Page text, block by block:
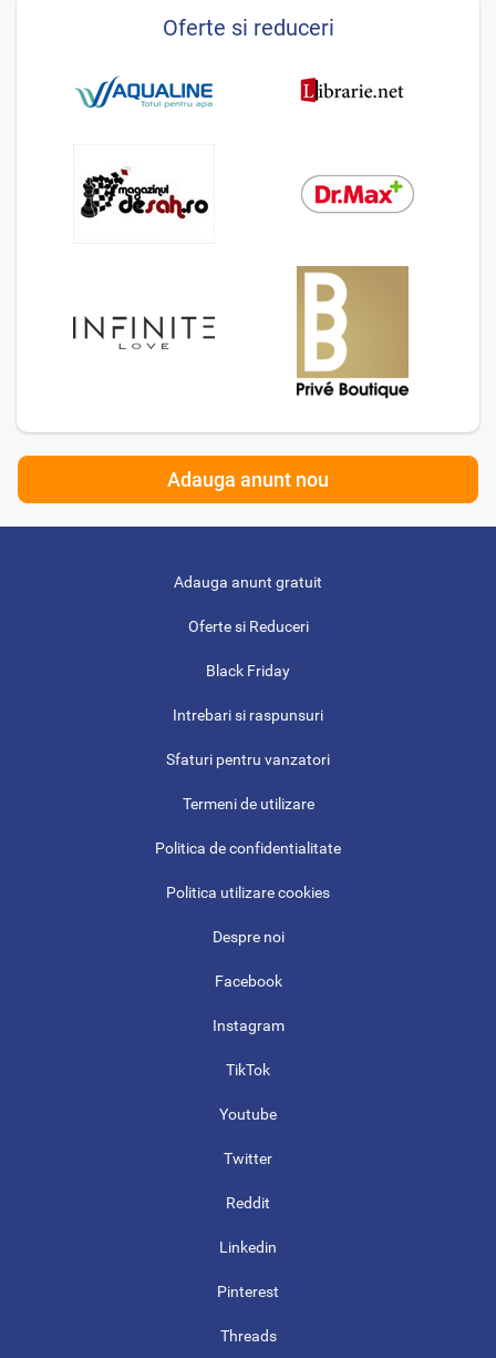
Oferte si reduceri
Adauga anunt nou
Adauga anunt gratuit
Oferte si Reduceri
Black Friday
Intrebari si raspunsuri
Sfaturi pentru vanzatori
Termeni de utilizare
Politica de confidentialitate
Politica utilizare cookies
Despre noi
Facebook
Instagram
TikTok
Youtube
Twitter
Reddit
Linkedin
Pinterest
Threads